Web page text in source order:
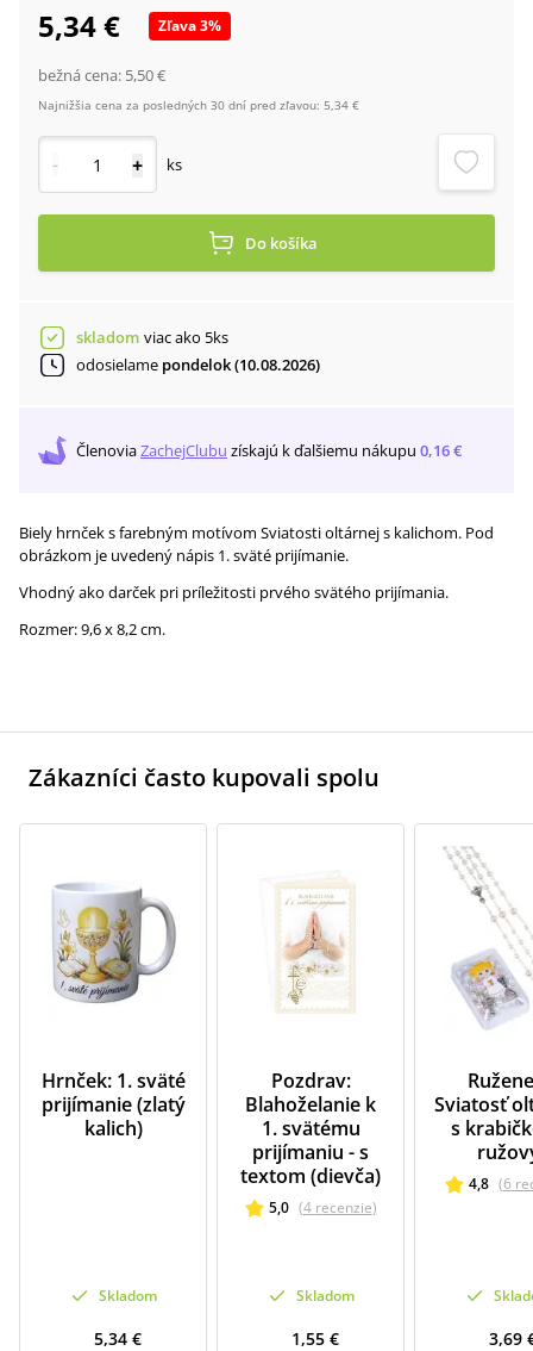
5,34 € Zľava3%
bežná cena: 5,50 €
Najnižšia cena za posledných 30 dní pred zľavou: 5,34 €
- + ks
Do košíka
skladom viac ako 5ks
odosielame pondelok (10.08.2026)
ČlenoviaZachejClubu získajú k ďalšiemu nákupu 0,16 €
Biely hrnček s farebným motívom Sviatosti oltárnej s kalichom. Pod
obrázkom je uvedený nápis 1. sväté prijímanie.
Vhodný ako darček pri príležitosti prvého svätého prijímania.
Rozmer: 9,6 x 8,2 cm.
Zákazníci často kupovali spolu
Hrnček: 1. sväté
prijímanie (zlatý
kalich)
Skladom
5,34 €
Pozdrav:
Blahoželanie k
1. svätému
prijímaniu - s
textom (dievča)
5,0 (4 recenzie)
Skladom
1,55 €
Sviatosť
s
4,8 (6
3,69